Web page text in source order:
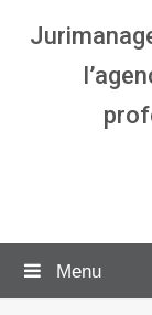
Menu